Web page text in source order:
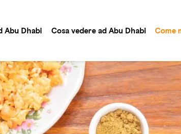
Abu Dhabi Cosa vedere ad Abu Dhabi Come